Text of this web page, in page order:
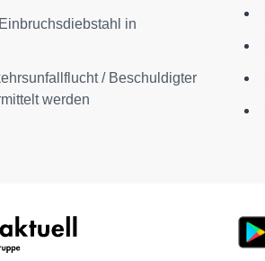
in
/ Beschuldigter
werden